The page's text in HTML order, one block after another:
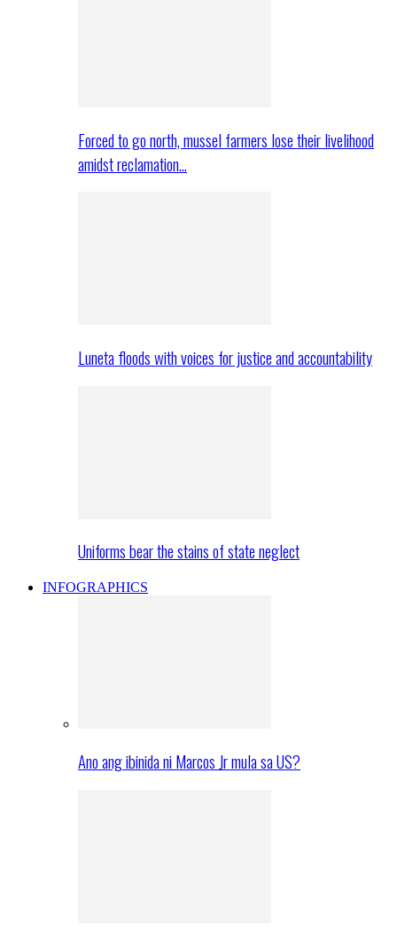
Forced to go north, mussel farmers lose their livelihood
amidst reclamation…
Luneta floods with voices for justice and accountability
Uniforms bear the stains of state neglect
INFOGRAPHICS
Ano ang ibinida ni Marcos Jr mula sa US?